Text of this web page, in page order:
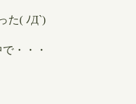
た( ﾉД`)
・・・